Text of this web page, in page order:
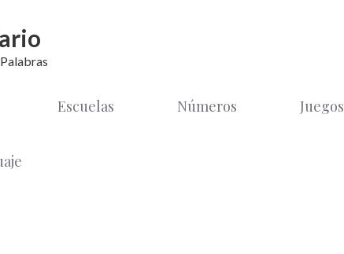
Escuelas Números Juegos